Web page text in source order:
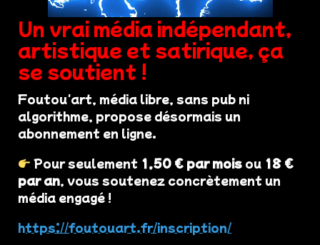
Un vrai média indépendant,
artistique et satirique, ça
se soutient !
Foutou'art, média libre, sans pub ni
algorithme, propose désormais un
abonnement en ligne.
Pour seulement 1,50 € par mois ou 18 €
par an, vous soutenez concrètement un
média engagé !
https://foutouart.fr/inscription/